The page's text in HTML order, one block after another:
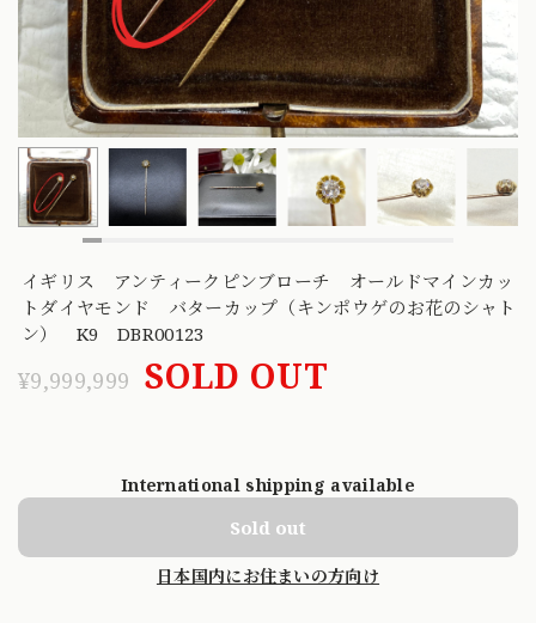
イギリス アンティークピンブローチ オールドマインカッ
トダイヤモンド バターカップ（キンポウゲのお花のシャト
ン） K9 DBR00123
¥9,999,999 SOLD OUT
International shipping available
Sold out
日本国内にお住まいの方向け